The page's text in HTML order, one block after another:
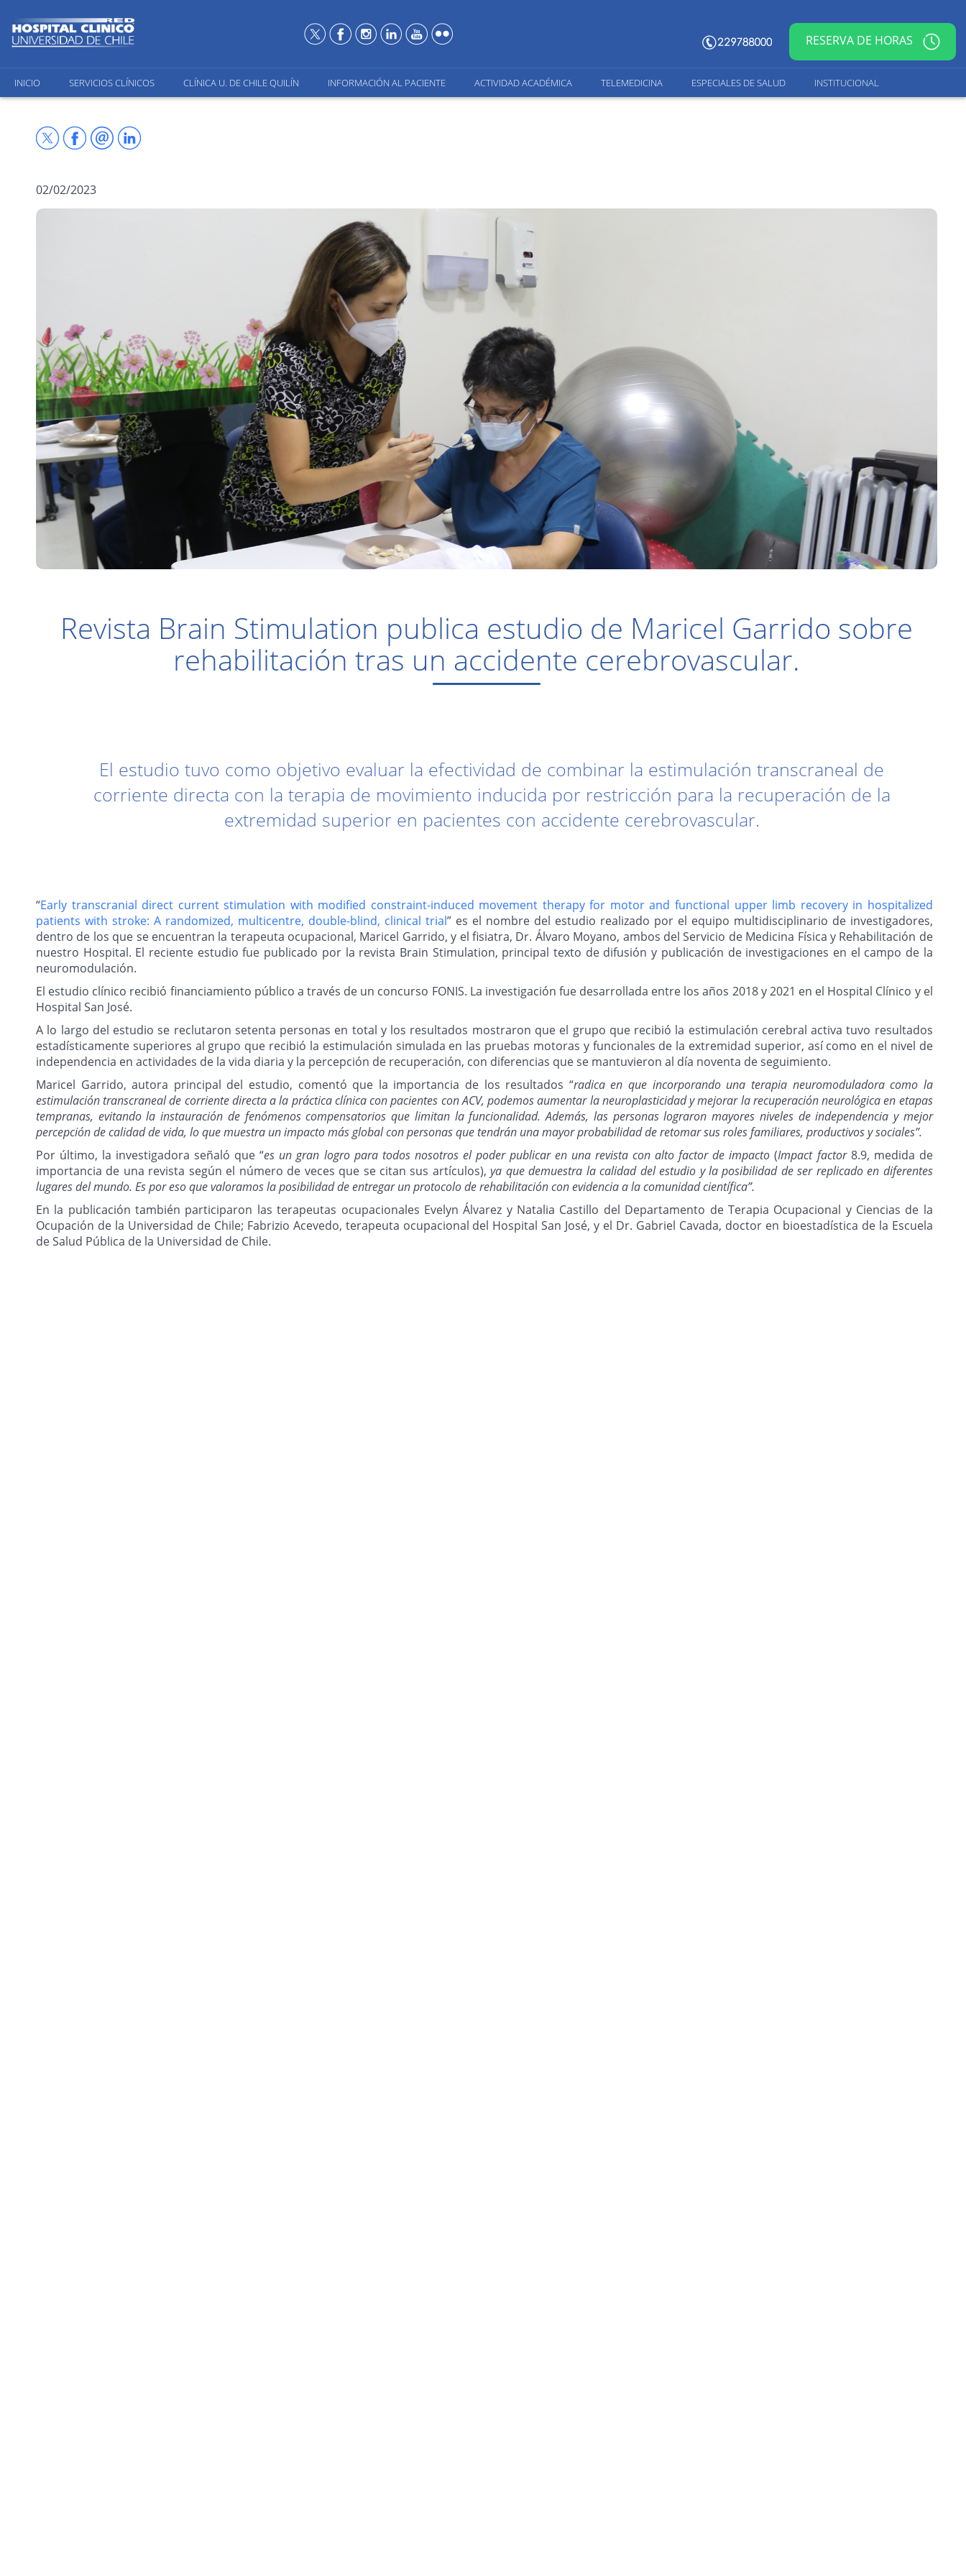
RESERVA DE HORAS
INICIO SERVICIOS CLÍNICOS CLÍNICA U. DE CHILE QUILÍN INFORMACIÓN AL PACIENTE ACTIVIDAD ACADÉMICA TELEMEDICINA ESPECIALES DE SALUD INSTITUCIONAL
02/02/2023
Revista Brain Stimulation publica estudio de Maricel Garrido sobre
rehabilitación tras un accidente cerebrovascular.
El estudio tuvo como objetivo evaluar la efectividad de combinar la estimulación transcraneal de
corriente directa con la terapia de movimiento inducida por restricción para la recuperación de la
extremidad superior en pacientes con accidente cerebrovascular.
“Early transcranial direct current stimulation with modified constraint-induced movement therapy for motor and functional upper limb recovery in hospitalized
patients with stroke: A randomized, multicentre, double-blind, clinical trial” es el nombre del estudio realizado por el equipo multidisciplinario de investigadores,
dentro de los que se encuentran la terapeuta ocupacional, Maricel Garrido, y el fisiatra, Dr. Álvaro Moyano, ambos del Servicio de Medicina Física y Rehabilitación de
nuestro Hospital. El reciente estudio fue publicado por la revista Brain Stimulation, principal texto de difusión y publicación de investigaciones en el campo de la
neuromodulación.
El estudio clínico recibió financiamiento público a través de un concurso FONIS. La investigación fue desarrollada entre los años 2018 y 2021 en el Hospital Clínico y el
Hospital San José.
A lo largo del estudio se reclutaron setenta personas en total y los resultados mostraron que el grupo que recibió la estimulación cerebral activa tuvo resultados
estadísticamente superiores al grupo que recibió la estimulación simulada en las pruebas motoras y funcionales de la extremidad superior, así como en el nivel de
independencia en actividades de la vida diaria y la percepción de recuperación, con diferencias que se mantuvieron al día noventa de seguimiento.
Maricel Garrido, autora principal del estudio, comentó que la importancia de los resultados “radica en que incorporando una terapia neuromoduladora como la
estimulación transcraneal de corriente directa a la práctica clínica con pacientes con ACV, podemos aumentar la neuroplasticidad y mejorar la recuperación neurológica en etapas
tempranas, evitando la instauración de fenómenos compensatorios que limitan la funcionalidad. Además, las personas lograron mayores niveles de independencia y mejor
percepción de calidad de vida, lo que muestra un impacto más global con personas que tendrán una mayor probabilidad de retomar sus roles familiares, productivos y sociales”.
Por último, la investigadora señaló que “es un gran logro para todos nosotros el poder publicar en una revista con alto factor de impacto(Impact factor8.9, medida de
importancia de una revista según el número de veces que se citan sus artículos),ya que demuestra la calidad del estudio y la posibilidad de ser replicado en diferentes
lugares del mundo. Es por eso que valoramos la posibilidad de entregar un protocolo de rehabilitación con evidencia a la comunidad científica”.
En la publicación también participaron las terapeutas ocupacionales Evelyn Álvarez y Natalia Castillo del Departamento de Terapia Ocupacional y Ciencias de la
Ocupación de la Universidad de Chile; Fabrizio Acevedo, terapeuta ocupacional del Hospital San José, y el Dr. Gabriel Cavada, doctor en bioestadística de la Escuela
de Salud Pública de la Universidad de Chile.